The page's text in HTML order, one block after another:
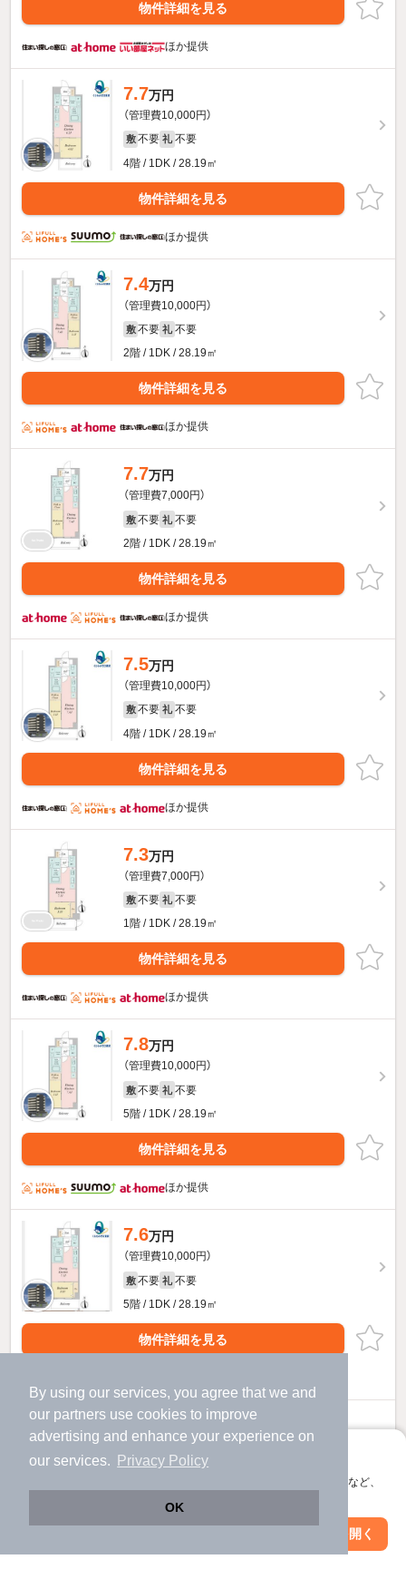
By using our services, you agree that we and
our partners use cookies to improve
advertising and enhance your experience on
our services.
Privacy Policy
OK
アプリに切り替えて、サクサクお部屋探し
会員登録なしですぐ使える。マップ検索やお気に入り保存など、
アプリを開く
物件詳細を見る
ほか提供
7.7万円
（管理費10,000円）
敷 不要 礼 不要
4階 / 1DK / 28.19㎡
物件詳細を見る
ほか提供
7.4万円
（管理費10,000円）
敷 不要 礼 不要
2階 / 1DK / 28.19㎡
物件詳細を見る
ほか提供
7.7万円
（管理費7,000円）
敷 不要 礼 不要
2階 / 1DK / 28.19㎡
物件詳細を見る
ほか提供
7.5万円
（管理費10,000円）
敷 不要 礼 不要
4階 / 1DK / 28.19㎡
物件詳細を見る
ほか提供
7.3万円
（管理費7,000円）
敷 不要 礼 不要
1階 / 1DK / 28.19㎡
物件詳細を見る
ほか提供
7.8万円
（管理費10,000円）
敷 不要 礼 不要
5階 / 1DK / 28.19㎡
物件詳細を見る
ほか提供
7.6万円
（管理費10,000円）
敷 不要 礼 不要
5階 / 1DK / 28.19㎡
物件詳細を見る
7.9
（管理費7,000円）
敷 不要 礼 不要
6階 / 1DK / 28.19㎡
お問い合わせ
絞り込み条件を変更